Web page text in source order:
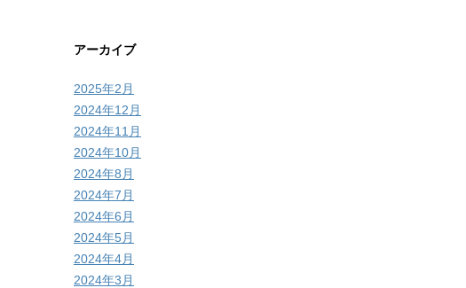
アーカイブ
2025年2月
2024年12月
2024年11月
2024年10月
2024年8月
2024年7月
2024年6月
2024年5月
2024年4月
2024年3月